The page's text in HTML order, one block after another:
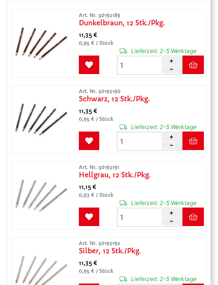
Art. Nr. 50192189
Dunkelbraun, 12 Stk./Pkg.
11,35 €
0,95 € / Stück
Lieferzeit:2-5 Werktage
Art. Nr. 50192190
Schwarz, 12 Stk./Pkg.
11,35 €
0,95 € / Stück
Lieferzeit:2-5 Werktage
Art. Nr. 50192191
Hellgrau, 12 Stk./Pkg.
11,15 €
0,93 € / Stück
Lieferzeit:2-5 Werktage
Art. Nr. 50192192
Silber, 12 Stk./Pkg.
11,35 €
0,95 € / Stück
Lieferzeit:2-5 Werktage